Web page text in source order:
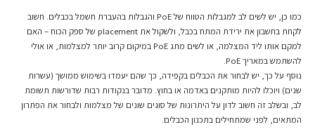
כמו כן, יש לשים לב למגבלות הטווח של PoE והגבלות בהעברת חשמל בכבלים. חשוב
לקחת בחשבון את ירידת המתח בכבל, ולשקול את placement של ספק הכוח – האם
למקם אותו ליד המצלמה, או לשים מתג PoE במיקום קרוב יותר למצלמות, או אולי
להשתמש במאריך PoE.
נוסף על כך, יש לבחור את הכבלים בקפידה, כך שהם יעמדו בשימוש ממושך (עשרות
שנים) ויוכלו להיות מותקנים באדמה או בחוץ. מדובר בנקודות רבות שדורשות תשומת
לב, ובשלב זה חשוב לדון על היתרונות של סוגים שונים של מצלמות ולבחור את הפתרון
המתאים, לפני שמתחילים בתכנון הכבלים.